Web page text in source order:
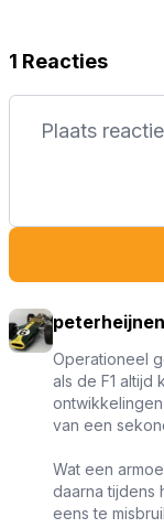
1 Reacties
Operationeel
als de F1 altijd
van een
Wat een
daarna tijdens
eens te